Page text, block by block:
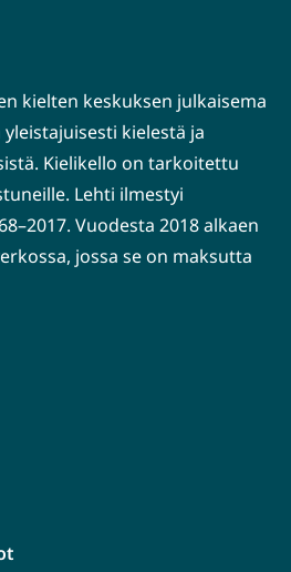
kielten keskuksen julkaisema
kielestä ja
Kielikello on tarkoitettu
Lehti ilmestyi
Vuodesta 2018 alkaen
jossa se on maksutta